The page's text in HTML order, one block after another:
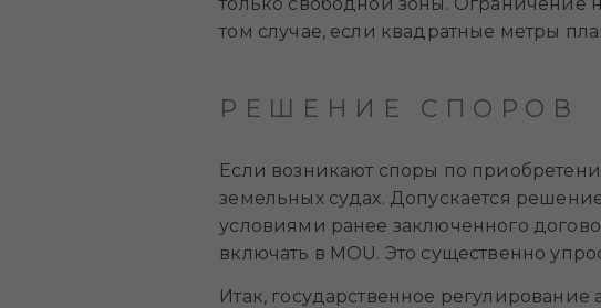
том случае, если квадратные метры
РЕШЕНИЕ СПОРОВ
Если возникают споры по
земельных судах. Допускается
условиями ранее заключенного
включать в MOU. Это существенно
Итак, государственное